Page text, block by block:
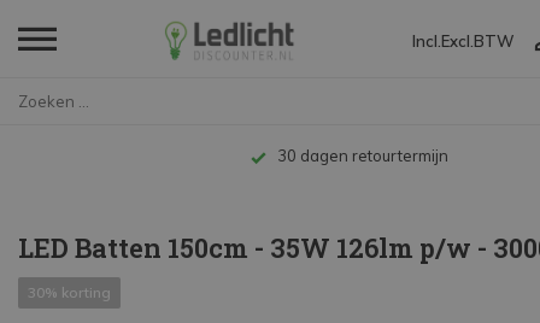
Incl. Excl. BTW
Tot 10 jaar garantie
LED Batten 150cm - 35W 126lm p/w -
30% korting